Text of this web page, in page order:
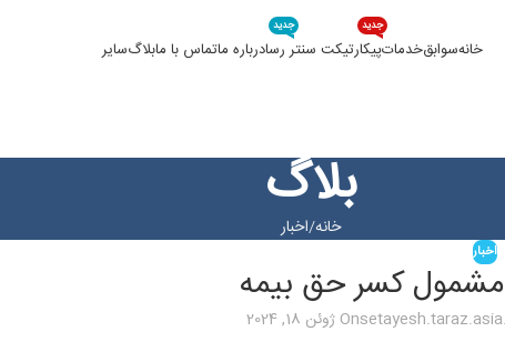
خانهسوابقخدماتپیکار
جدید
تیکت سنتر رسا
جدید
درباره ماتماس با مابلاگسایر
بلاگ
خانه اخبار
اخبار
کسر حق بیمه
On ژوئن 18, 2024